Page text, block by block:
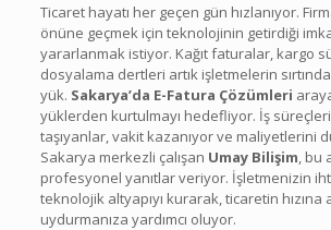
Ticaret hayatı her geçen gün hızlanıyor.
önüne geçmek için teknolojinin getirdiği
yararlanmak istiyor. Kağıt faturalar, kargo
dosyalama dertleri artık işletmelerin
yük. Sakarya’da E-Fatura Çözümleri
yüklerden kurtulmayı hedefliyor. İş
taşıyanlar, vakit kazanıyor ve maliyetlerini
Sakarya merkezli çalışan Umay Bilişim, bu
profesyonel yanıtlar veriyor. İşletmenizin
teknolojik altyapıyı kurarak, ticaretin hızına
uydurmanıza yardımcı oluyor.